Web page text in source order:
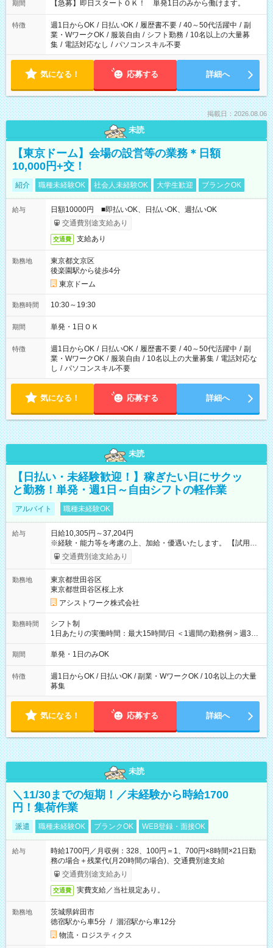
期間 【急募】即日スタートＯＫ！ 単発1日のみから働けます。
特徴 週1日からOK / 日払いOK / 履歴書不要 / 40～50代活躍中 / 副
業・WワークOK / 服装自由 / シフト勤務 / 10名以上の大量募
集 / 電話対応なし / パソコンスキル不要
気になる！ 応募する 詳細へ
掲載日：2026.08.06
未読
【東京ドーム】会場の設営等の業務＊日額
10,000円+交！
紹介 職種未経験OK 社会人未経験OK 大学生歓迎 ブランクOK
給与
日額10000円 ■即払いOK、日払いOK、週払いOK
交通費別途支給あり
交通費 支給あり
勤務地
東京都文京区
後楽園駅から徒歩4分
東京ドーム
勤務時間 10:30～19:30
期間 単発・1日ＯＫ
特徴 週1日からOK / 日払いOK / 履歴書不要 / 40～50代活躍中 / 副
業・WワークOK / 服装自由 / 10名以上の大量募集 / 電話対応な
し / パソコンスキル不要
気になる！ 応募する 詳細へ
未読
【日払い・未経験歓迎！】稼ぎたい日にサクッ
と勤務！単発・週1日～自由シフトの軽作業
アルバイト 職種未経験OK
給与
日給10,305円～37,204円
※経験・能力等を考慮の上、加給・優遇いたします。 【試用期
間】試用期間なし
交通費別途支給あり
勤務地
東京都世田谷区
東京都世田谷区桜上水
アシストワーク株式会社
勤務時間
シフト制
1日あたりの実働時間：最大15時間/日 ＜1週間の勤務例＞週3回
勤務 勤務：月・水・金 休み：火・木・土・日 好きな時にお仕事
可能です！ ※1日あたりの最大実働時間は日勤、夜勤共に勤務し
期間 単発・1日のみOK
特徴
週1日からOK / 日払いOK / 副業・WワークOK / 10名以上の大量
募集
気になる！ 応募する 詳細へ
未読
＼11/30までの短期！／未経験から時給1700
円！集荷作業
派遣 職種未経験OK ブランクOK WEB登録・面接OK
給与
時給1700円／月収例：328、100円＝1、700円×8時間×21日勤
務の場合＋残業代(月20時間の場合)、交通費別途支給
交通費別途支給あり
交通費 実費支給／当社規定あり。
勤務地
茨城県鉾田市
徳宿駅から車5分 / 涸沼駅から車12分
物流・ロジスティクス